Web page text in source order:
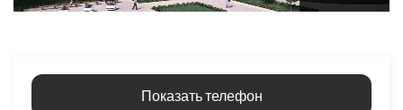
Показать телефон